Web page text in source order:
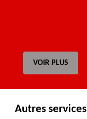
VOIR PLUS
Autres services